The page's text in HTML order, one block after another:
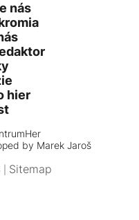
nás
hier
by Marek Jaroš
Sitemap